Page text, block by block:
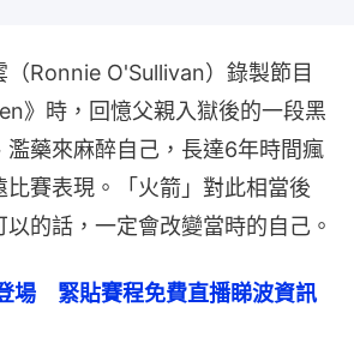
（Ronnie O'Sullivan）錄製節目
》時，回憶父親入獄後的一段黑
濫藥來麻醉自己，長達6年時間瘋
比賽表現。「火箭」對此相當後
的話，一定會改變當時的自己。
場　緊貼賽程免費直播睇波資訊